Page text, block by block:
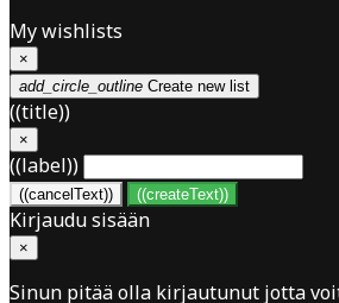
My wishlists
×
add_circle_outline Create new list
((title))
×
((label))
((cancelText)) ((createText))
Kirjaudu sisään
×
Sinun pitää olla kirjautunut jotta